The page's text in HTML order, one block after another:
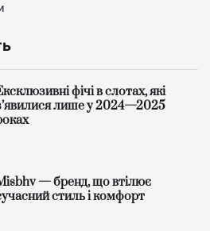
фічі в слотах, які
лише у 2024—2025
— бренд, що втілює
стиль і комфорт